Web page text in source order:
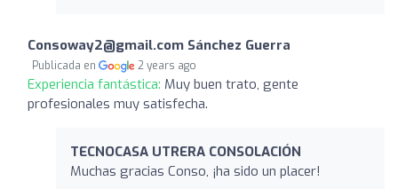
Consoway2@gmail.com Sánchez Guerra
Publicada en 2 years ago
Experiencia fantástica: Muy buen trato, gente
profesionales muy satisfecha.
TECNOCASA UTRERA CONSOLACIÓN
Muchas gracias Conso, ¡ha sido un placer!